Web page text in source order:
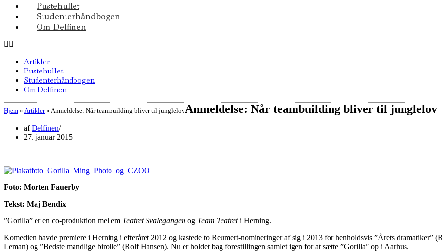
Pustehullet
Studenterhåndbogen
Om Delfinen
Artikler
Pustehullet
Studenterhåndbogen
Om Delfinen
Hjem » Artikler» Anmeldelse: Når teambuilding bliver til junglelovAnmeldelse: Når teambuilding bliver til junglelov
afDelfinen
27. januar 2015
Foto: Morten Fauerby
Tekst: Maj Bendix
”Gorilla” er en co-produktion mellem Teatret Svalegangen og Team Teatreti Herning.
Komedien havde premiere i Herning i efteråret 2012 og kastede to Reumert-nomineringer af sig i 2013 for henholdsvis ”Årets dramatiker”
Leman) og ”Bedste mandlige birolle” (Rolf Hansen). Nu er holdet bag forestillingen samlet igen for at sætte ”Gorilla” op i Aarhus.